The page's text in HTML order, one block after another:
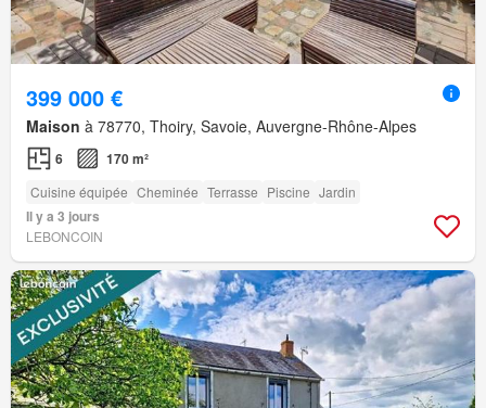
399 000 €
Maison à 78770, Thoiry, Savoie, Auvergne-Rhône-Alpes
6 170 m²
Cuisine équipée Cheminée Terrasse Piscine Jardin
Il y a 3 jours
LEBONCOIN